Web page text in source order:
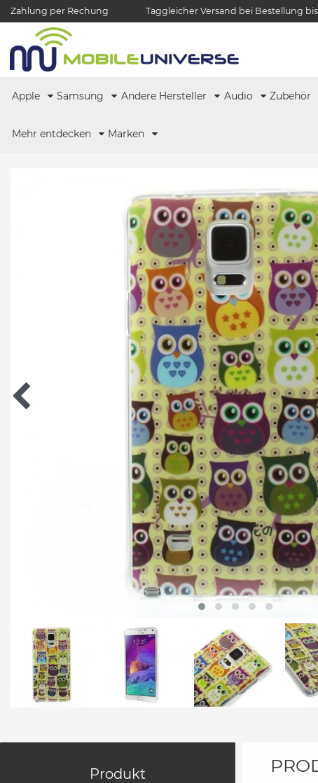
Zahlung per Rechung Taggleicher Versand bei Bestellung bis
Apple Samsung Andere Hersteller Audio Zubehör
Mehr entdecken Marken
Produkt